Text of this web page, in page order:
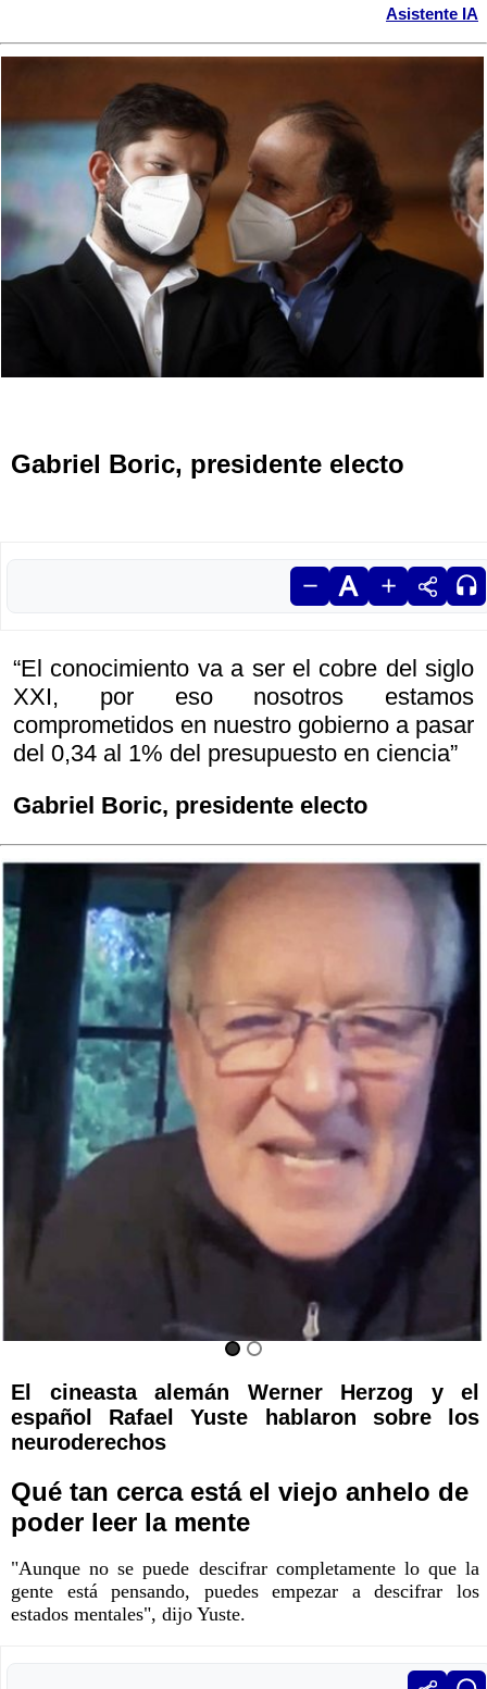
Asistente IA
Gabriel Boric, presidente electo
“El conocimiento va a ser el cobre del siglo
XXI, por eso nosotros estamos
comprometidos en nuestro gobierno a pasar
del 0,34 al 1% del presupuesto en ciencia”
Gabriel Boric, presidente electo
El cineasta alemán Werner Herzog y el
español Rafael Yuste hablaron sobre los
neuroderechos
Qué tan cerca está el viejo anhelo de
poder leer la mente
"Aunque no se puede descifrar completamente lo que la
gente está pensando, puedes empezar a descifrar los
estados mentales", dijo Yuste.